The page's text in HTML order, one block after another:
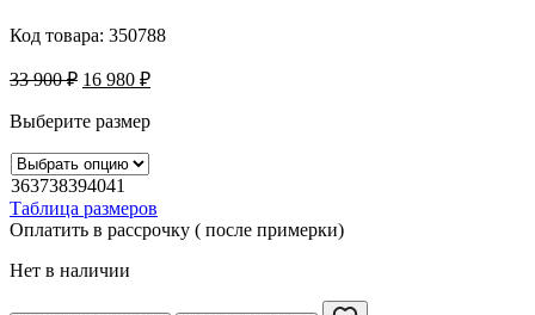
Код товара: 350788
33 900₽ 16 980 ₽
Выберите размер
363738394041
Таблица размеров
Оплатить в рассрочку ( после примерки)
Нет в наличии